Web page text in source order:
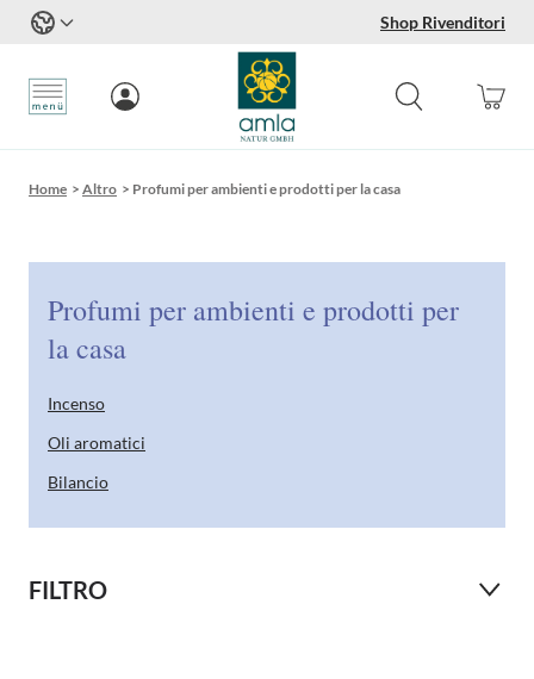
Shop Rivenditori
Home > Altro > Profumi per ambienti e prodotti per la casa
Profumi per ambienti e prodotti per
la casa
Incenso
Oli aromatici
Bilancio
FILTRO